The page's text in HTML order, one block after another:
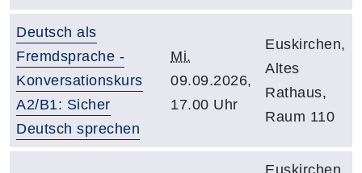
Deutsch als
Fremdsprache -
Konversationskurs
A2/B1: Sicher
Deutsch sprechen
Mi.
09.09.2026,
17.00 Uhr
Euskirchen,
Altes
Rathaus,
Raum 110
Euskirchen,